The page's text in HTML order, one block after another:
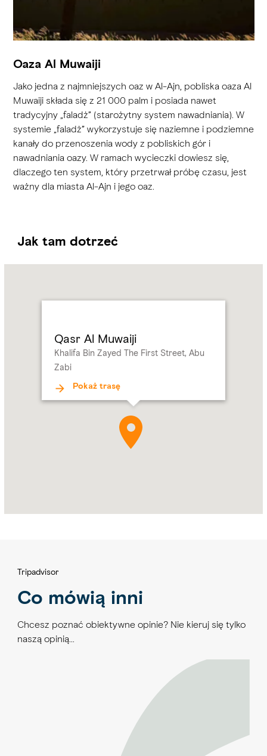
Oaza Al Muwaiji
Jako jedna z najmniejszych oaz w Al-Ajn, pobliska oaza Al
Muwaiji składa się z 21 000 palm i posiada nawet
tradycyjny „faladż” (starożytny system nawadniania). W
systemie „faladż” wykorzystuje się naziemne i podziemne
kanały do przenoszenia wody z pobliskich gór i
nawadniania oazy. W ramach wycieczki dowiesz się,
dlaczego ten system, który przetrwał próbę czasu, jest
ważny dla miasta Al-Ajn i jego oaz.
Jak tam dotrzeć
Qasr Al Muwaiji
Khalifa Bin Zayed The First Street, Abu
Zabi
Pokaż trasę
Tripadvisor
Co mówią inni
Chcesz poznać obiektywne opinie? Nie kieruj się tylko
naszą opinią…